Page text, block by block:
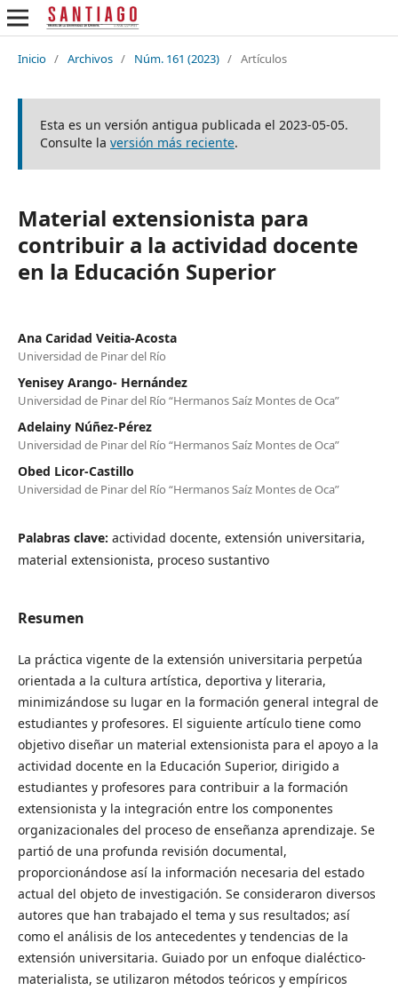
Inicio / Archivos / Núm. 161 (2023) / Artículos
Esta es un versión antigua publicada el 2023-05-05.
Consulte la versión más reciente.
Material extensionista para
contribuir a la actividad docente
en la Educación Superior
Ana Caridad Veitia-Acosta
Universidad de Pinar del Río
Yenisey Arango- Hernández
Universidad de Pinar del Río “Hermanos Saíz Montes de Oca”
Adelainy Núñez-Pérez
Universidad de Pinar del Río “Hermanos Saíz Montes de Oca”
Obed Licor-Castillo
Universidad de Pinar del Río “Hermanos Saíz Montes de Oca”
Palabras clave: actividad docente, extensión universitaria,
material extensionista, proceso sustantivo
Resumen
La práctica vigente de la extensión universitaria perpetúa
orientada a la cultura artística, deportiva y literaria,
minimizándose su lugar en la formación general integral de
estudiantes y profesores. El siguiente artículo tiene como
objetivo diseñar un material extensionista para el apoyo a la
actividad docente en la Educación Superior, dirigido a
estudiantes y profesores para contribuir a la formación
extensionista y la integración entre los componentes
organizacionales del proceso de enseñanza aprendizaje. Se
partió de una profunda revisión documental,
proporcionándose así la información necesaria del estado
actual del objeto de investigación. Se consideraron diversos
autores que han trabajado el tema y sus resultados; así
como el análisis de los antecedentes y tendencias de la
extensión universitaria. Guiado por un enfoque dialéctico-
materialista, se utilizaron métodos teóricos y empíricos